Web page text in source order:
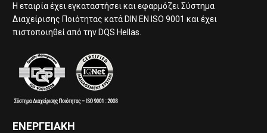
Η εταιρία έχει εγκαταστήσει και εφαρμόζει Σύστημα
Διαχείρισης Ποιότητας κατά DIN EN ISO 9001 και έχει
πιστοποιηθεί από την DQS Hellas.
ΕΝΕΡΓΕΙΑΚΗ